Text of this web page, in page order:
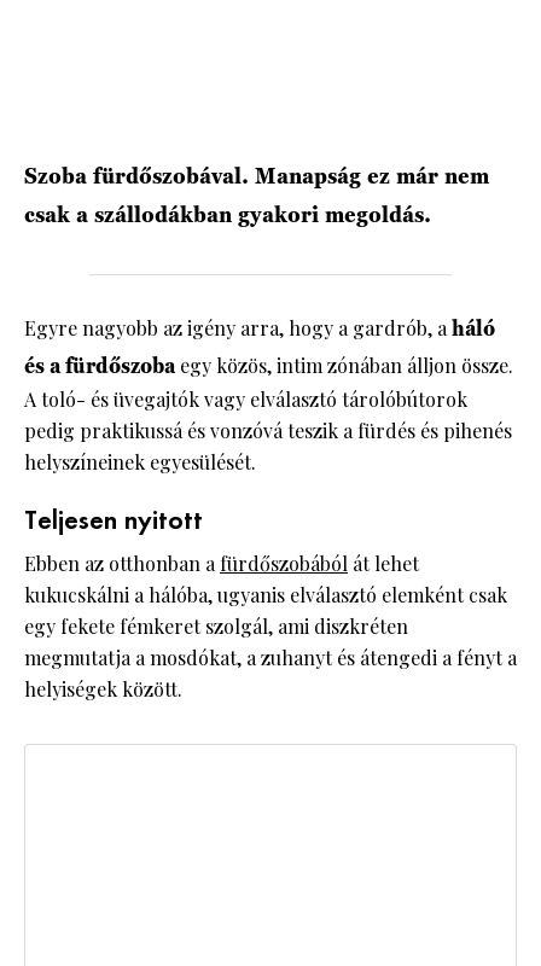
Szoba fürdőszobával. Manapság ez már nem
csak a szállodákban gyakori megoldás.
Egyre nagyobb az igény arra, hogy a gardrób, a háló
és a fürdőszoba egy közös, intim zónában álljon össze.
A toló- és üvegajtók vagy elválasztó tárolóbútorok
pedig praktikussá és vonzóvá teszik a fürdés és pihenés
helyszíneinek egyesülését.
Teljesen nyitott
Ebben az otthonban a fürdőszobából át lehet
kukucskálni a hálóba, ugyanis elválasztó elemként csak
egy fekete fémkeret szolgál, ami diszkréten
megmutatja a mosdókat, a zuhanyt és átengedi a fényt a
helyiségek között.